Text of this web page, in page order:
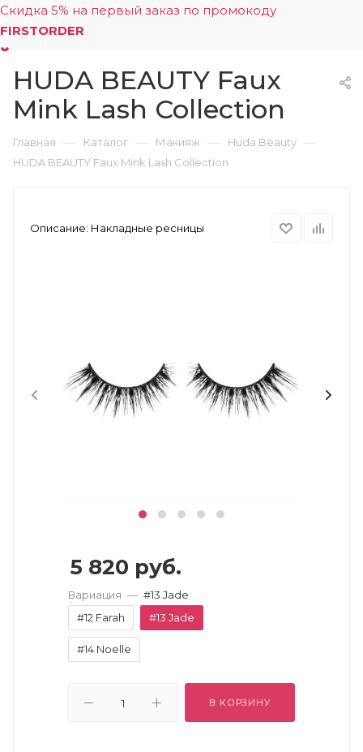
Скидка 5% на первый заказ по промокоду
FIRSTORDER
0
HUDA BEAUTY Faux
Mink Lash Collection
Главная — Каталог — Макияж — Huda Beauty —
HUDA BEAUTY Faux Mink Lash Collection
Описание: Накладные ресницы
5 820 руб.
Вариация — #13 Jade
#12 Farah
#13 Jade
#14 Noelle
В КОРЗИНУ